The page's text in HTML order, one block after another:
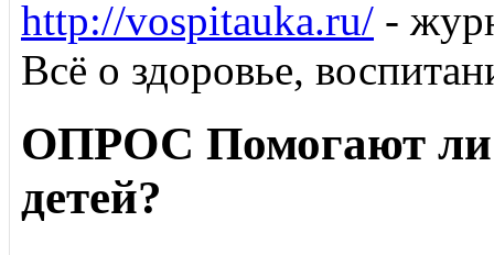
http://vospitauka.ru/ -
Всё о здоровье,
ОПРОС Помогают ли
детей?